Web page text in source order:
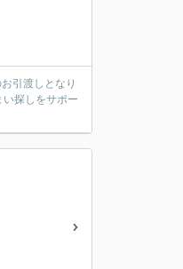
引渡しとなり
探しをサポー